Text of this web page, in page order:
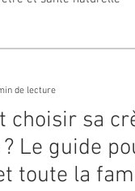
choisir sa
Le guide
toute la
de lecture